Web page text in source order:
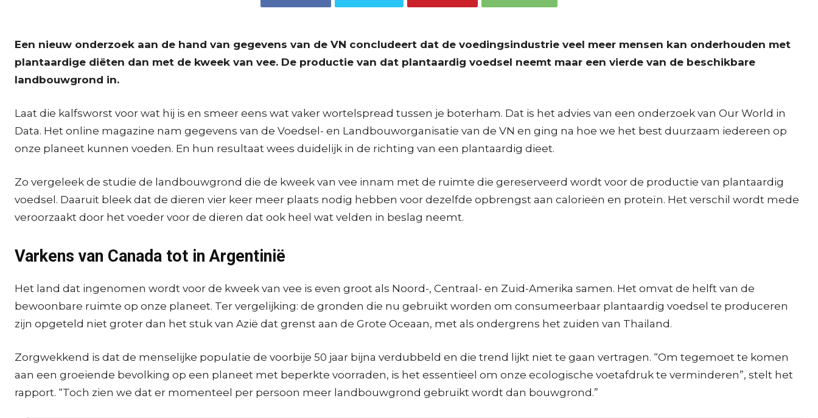
Een nieuw onderzoek aan de hand van gegevens van de VN concludeert dat de voedingsindustrie veel meer mensen kan onderhouden met
plantaardige diëten dan met de kweek van vee. De productie van dat plantaardig voedsel neemt maar een vierde van de beschikbare
landbouwgrond in.
Laat die kalfsworst voor wat hij is en smeer eens wat vaker wortelspread tussen je boterham. Dat is het advies van een onderzoek van Our World in
Data. Het online magazine nam gegevens van de Voedsel- en Landbouworganisatie van de VN en ging na hoe we het best duurzaam iedereen op
onze planeet kunnen voeden. En hun resultaat wees duidelijk in de richting van een plantaardig dieet.
Zo vergeleek de studie de landbouwgrond die de kweek van vee innam met de ruimte die gereserveerd wordt voor de productie van plantaardig
voedsel. Daaruit bleek dat de dieren vier keer meer plaats nodig hebben voor dezelfde opbrengst aan calorieën en proteïn. Het verschil wordt mede
veroorzaakt door het voeder voor de dieren dat ook heel wat velden in beslag neemt.
Varkens van Canada tot in Argentinië
Het land dat ingenomen wordt voor de kweek van vee is even groot als Noord-, Centraal- en Zuid-Amerika samen. Het omvat de helft van de
bewoonbare ruimte op onze planeet. Ter vergelijking: de gronden die nu gebruikt worden om consumeerbaar plantaardig voedsel te produceren
zijn opgeteld niet groter dan het stuk van Azië dat grenst aan de Grote Oceaan, met als ondergrens het zuiden van Thailand.
Zorgwekkend is dat de menselijke populatie de voorbije 50 jaar bijna verdubbeld en die trend lijkt niet te gaan vertragen. “Om tegemoet te komen
aan een groeiende bevolking op een planeet met beperkte voorraden, is het essentieel om onze ecologische voetafdruk te verminderen”, stelt het
rapport. “Toch zien we dat er momenteel per persoon meer landbouwgrond gebruikt wordt dan bouwgrond.”